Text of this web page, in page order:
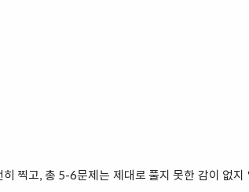
찍고, 총 5-6문제는 제대로 풀지 못한 감이 없지